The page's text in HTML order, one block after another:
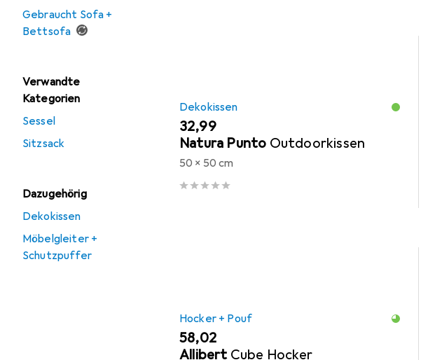
Gebraucht Sofa +
Bettsofa
Verwandte
Kategorien
Sessel
Sitzsack
Dazugehörig
Dekokissen
Möbelgleiter +
Schutzpuffer
Dekokissen
EUR
32,99
Natura Punto Outdoorkissen
50 x 50 cm
Hocker + Pouf
EUR
58,02
Allibert Cube Hocker